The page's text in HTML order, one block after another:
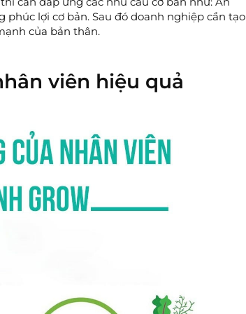
lợi cơ bản. Sau đó doanh nghiệp cần tạo
của bản thân.
viên hiệu quả